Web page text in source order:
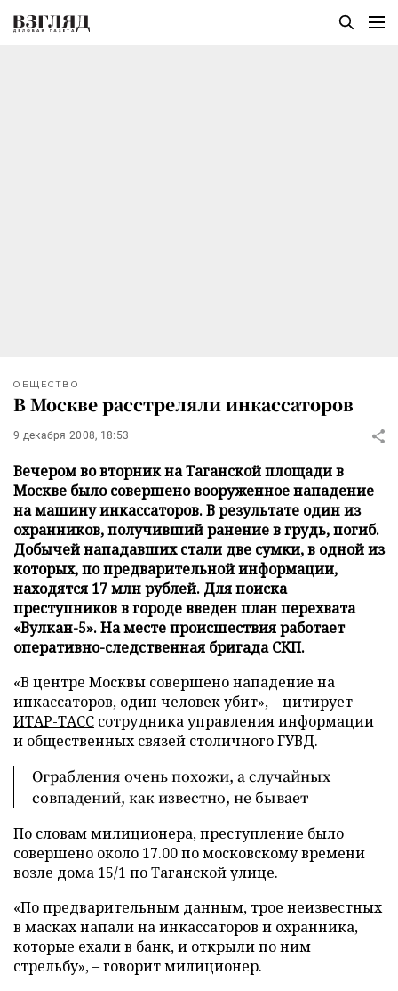
ОБЩЕСТВО
В Москве расстреляли инкассаторов
9 декабря 2008, 18:53
Вечером во вторник на Таганской площади в
Москве было совершено вооруженное нападение
на машину инкассаторов. В результате один из
охранников, получивший ранение в грудь, погиб.
Добычей нападавших стали две сумки, в одной из
которых, по предварительной информации,
находятся 17 млн рублей. Для поиска
преступников в городе введен план перехвата
«Вулкан-5». На месте происшествия работает
оперативно-следственная бригада СКП.
«В центре Москвы совершено нападение на
инкассаторов, один человек убит», – цитирует
ИТАР-ТАСС сотрудника управления информации
и общественных связей столичного ГУВД.
Ограбления очень похожи, а случайных
совпадений, как известно, не бывает
По словам милиционера, преступление было
совершено около 17.00 по московскому времени
возле дома 15/1 по Таганской улице.
«По предварительным данным, трое неизвестных
в масках напали на инкассаторов и охранника,
которые ехали в банк, и открыли по ним
стрельбу», – говорит милиционер.